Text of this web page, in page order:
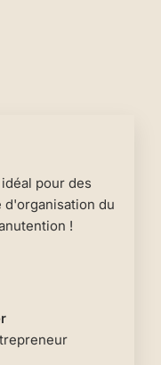
pour des
d'organisation du
!